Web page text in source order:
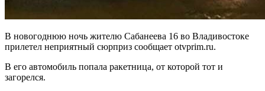
В новогоднюю ночь жителю Сабанеева 16 во Владивостоке
прилетел неприятный сюрприз сообщает otvprim.ru.
В его автомобиль попала ракетница, от которой тот и
загорелся.